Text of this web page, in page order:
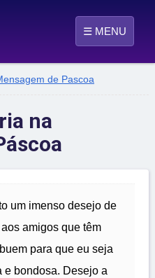
☰ MENU
de Pascoa
na
um imenso desejo de
amigos que têm
para que eu seja
e bondosa. Desejo a